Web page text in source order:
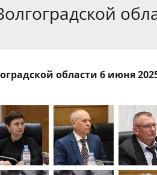
отчетность
области 6 июня